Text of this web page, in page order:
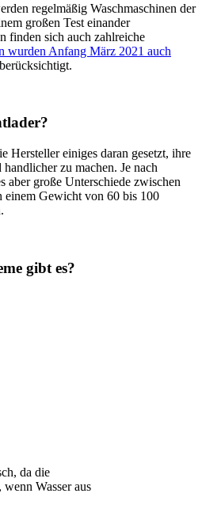
regelmäßig Waschmaschinen der
großen Test einander
finden sich auch zahlreiche
wurden Anfang März 2021 auch
Hersteller einiges daran gesetzt, ihre
zu machen. Je nach
aber große Unterschiede zwischen
einem Gewicht von 60 bis 100
gibt es?
da die
Wasser aus